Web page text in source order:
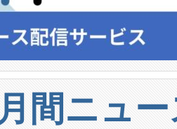
月間ニュ